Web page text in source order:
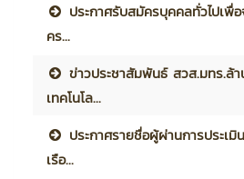
ประกาศรับสมัครบุคคลทั่วไปเพื่
คร...
ข่าวประชาสัมพันธ์ สวส.มทร.ล้
เทคโนโล...
ประกาศรายชื่อผู้ผ่านการประเ
เรือ...